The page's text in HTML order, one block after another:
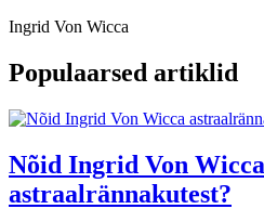
Ingrid Von Wicca
Populaarsed artiklid
Nõid Ingrid Von Wicca
astraalrännakutest?